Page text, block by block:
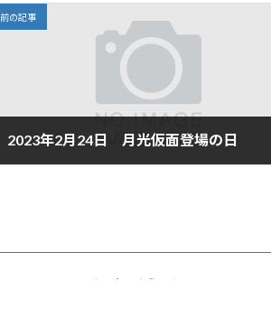
前の記事
2023年2月24日 月光仮面登場の日
Copyright © あるむへようこそ All Rights Reserved.